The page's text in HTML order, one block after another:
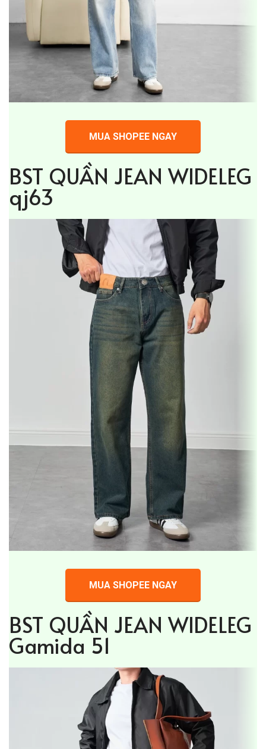
MUA SHOPEE NGAY
BST QUẦN JEAN WIDELEG
qj63
MUA SHOPEE NGAY
BST QUẦN JEAN WIDELEG
Gamida 51